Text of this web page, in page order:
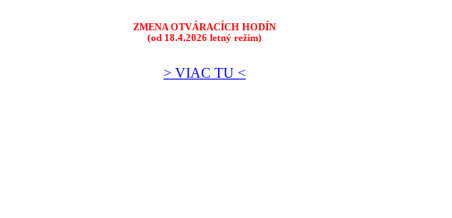
ZMENA OTVÁRACÍCH HODÍN
(od 18.4.2026 letný režim)
> VIAC TU <